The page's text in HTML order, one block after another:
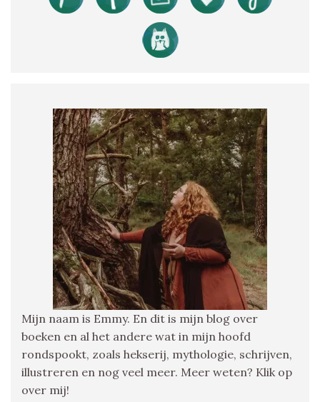
Mijn naam is Emmy. En dit is mijn blog over
boeken en al het andere wat in mijn hoofd
rondspookt, zoals hekserij, mythologie, schrijven,
illustreren en nog veel meer. Meer weten? Klik op
over mij!